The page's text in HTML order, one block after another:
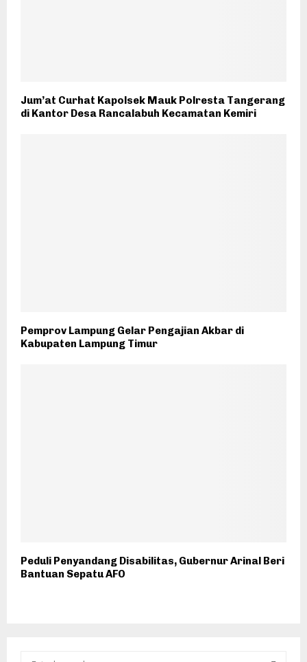
Jum’at Curhat Kapolsek Mauk Polresta Tangerang
di Kantor Desa Rancalabuh Kecamatan Kemiri
Pemprov Lampung Gelar Pengajian Akbar di
Kabupaten Lampung Timur
Peduli Penyandang Disabilitas, Gubernur Arinal Beri
Bantuan Sepatu AFO